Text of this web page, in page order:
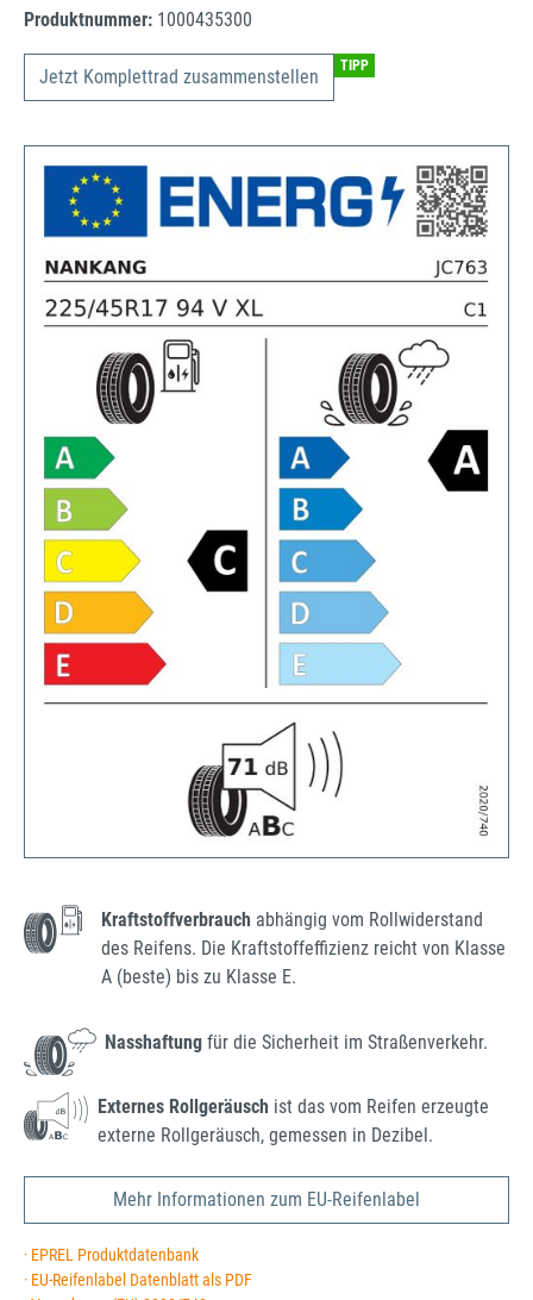
Produktnummer: 1000435300
Jetzt Komplettrad zusammenstellen TIPP
Kraftstoffverbrauch abhängig vom Rollwiderstand
des Reifens. Die Kraftstoffeffizienz reicht von Klasse
A (beste) bis zu Klasse E.
Nasshaftung für die Sicherheit im Straßenverkehr.
Externes Rollgeräusch ist das vom Reifen erzeugte
externe Rollgeräusch, gemessen in Dezibel.
Mehr Informationen zum EU-Reifenlabel
· EPREL Produktdatenbank
· EU-Reifenlabel Datenblatt als PDF